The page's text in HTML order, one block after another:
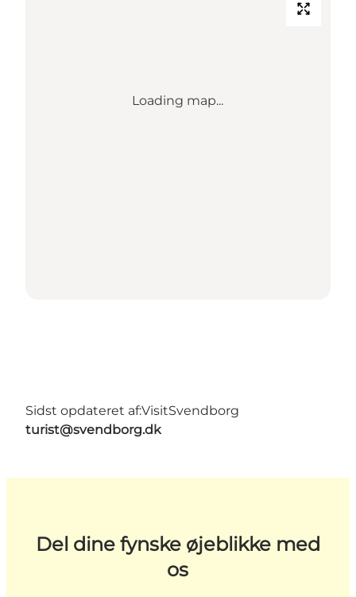
Loading map...
Sidst opdateret af:VisitSvendborg
turist@svendborg.dk
Del dine fynske øjeblikke med
os